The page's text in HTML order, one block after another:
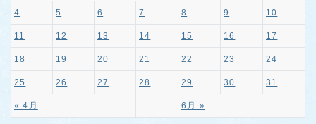
« 4月 6月 »
4 5 6 7 8 9 10
11 12 13 14 15 16 17
18 19 20 21 22 23 24
25 26 27 28 29 30 31